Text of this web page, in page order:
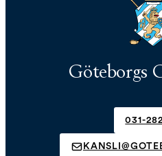
Göteborgs
031-